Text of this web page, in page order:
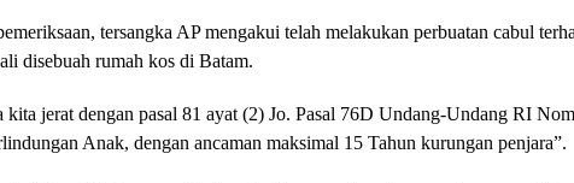
tersangka AP mengakui telah melakukan perbuatan cabul
disebuah rumah kos di Batam.
kita jerat dengan pasal 81 ayat (2) Jo. Pasal 76D Undang-Undang RI
Anak, dengan ancaman maksimal 15 Tahun kurungan penjara”.